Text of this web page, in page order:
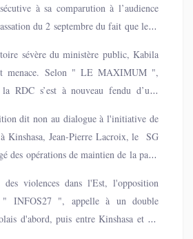
que le ministère public
adéquates pour faire exécuter la
Cour au lieu prévu par la loi, c’est-à-
demeure encore sous le régime de
dans une résidence surveillée à
et, tenez bien, aux frais de ce dernier.
à sa comparution à l’audience
du 2 septembre du fait que ledit
sévère du ministère public, Kabila
menace. Selon " LE MAXIMUM ",
RDC s’est à nouveau fendu d’une
à des moyens de défense face aux
lui par le parquet militaire et accuser
les maux qui rongent le pays. Dans le
appel au dialogue en brandissant des
et la région.
dit non au dialogue à l'initiative de
Kinshasa, Jean-Pierre Lacroix, le SG
des opérations de maintien de la paix,
congolaise. Outre la situation
intercongolais a focalisé les échanges
et les acteurs politiques.
des violences dans l'Est, l'opposition
" INFOS27 ", appelle à un double
d'abord, puis entre Kinshasa et ses